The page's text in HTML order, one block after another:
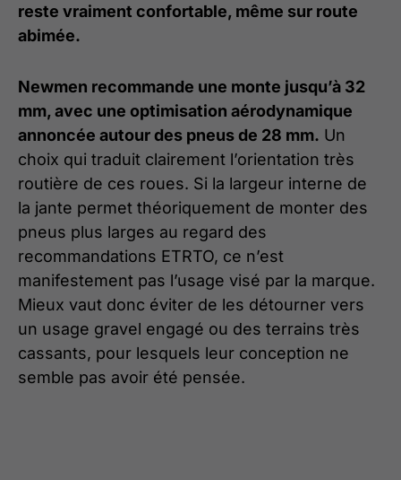
reste vraiment confortable, même sur route
abimée.
Newmen recommande une monte jusqu’à 32
mm, avec une optimisation aérodynamique
annoncée autour des pneus de 28 mm. Un
choix qui traduit clairement l’orientation très
routière de ces roues. Si la largeur interne de
la jante permet théoriquement de monter des
pneus plus larges au regard des
recommandations ETRTO, ce n’est
manifestement pas l’usage visé par la marque.
Mieux vaut donc éviter de les détourner vers
un usage gravel engagé ou des terrains très
cassants, pour lesquels leur conception ne
semble pas avoir été pensée.